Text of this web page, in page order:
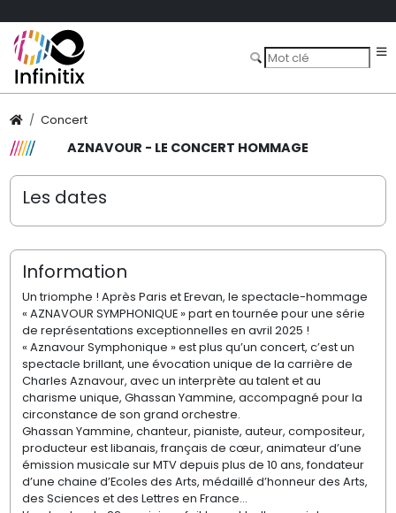
Concert
AZNAVOUR - LE CONCERT HOMMAGE
Les dates
Information
Un triomphe ! Après Paris et Erevan, le spectacle-hommage
« AZNAVOUR SYMPHONIQUE » part en tournée pour une série
de représentations exceptionnelles en avril 2025 !
« Aznavour Symphonique » est plus qu’un concert, c’est un
spectacle brillant, une évocation unique de la carrière de
Charles Aznavour, avec un interprète au talent et au
charisme unique, Ghassan Yammine, accompagné pour la
circonstance de son grand orchestre.
Ghassan Yammine, chanteur, pianiste, auteur, compositeur,
producteur est libanais, français de cœur, animateur d’une
émission musicale sur MTV depuis plus de 10 ans, fondateur
d’une chaine d’Ecoles des Arts, médaillé d’honneur des Arts,
des Sciences et des Lettres en France…